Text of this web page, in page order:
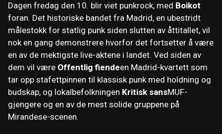
Dagen fredag ​​den 10. blir viet punkrock, med Boikot
foran. Det historiske bandet fra Madrid, en ubestridt
målestokk for statlig punk siden slutten av åttitallet, vil
nok en gang demonstrere hvorfor det fortsetter å være
en av de mektigste live-aktene i landet. Ved siden av
dem vil være Offentlig fiendeen Madrid-kvartett som
tar opp stafettpinnen til klassisk punk med holdning og
budskap, og lokalbefolkningen Kritisk sansMUF-
gjengere og en av de mest solide gruppene på
Mirandese-scenen.